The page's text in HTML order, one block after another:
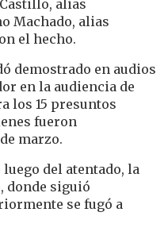
alias
Machado, alias
el hecho.
demostrado en audios
en la audiencia de
los 15 presuntos
fueron
marzo.
del atentado, la
donde siguió
se fugó a